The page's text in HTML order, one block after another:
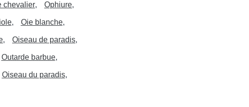
chevalier Ophiure
Oie blanche
Oiseau de paradis
Outarde barbue
Oiseau du paradis